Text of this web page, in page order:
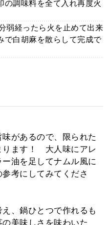
の調味料を全て入れ再度火
弱経ったら火を止めて出来
白胡麻を散らして完成で
があるので、限られた
ります！ 大人味にアレ
油を足してナムル風に
考にしてみてくださ
、鍋ひとつで作れるも
美味しさを味わいた